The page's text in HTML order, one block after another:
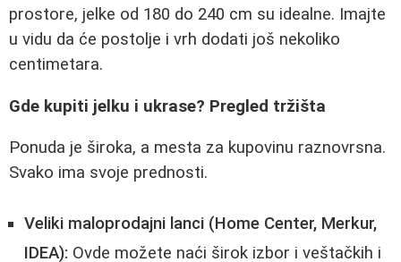
prostore, jelke od 180 do 240 cm su idealne. Imajte
u vidu da će postolje i vrh dodati još nekoliko
centimetara.
Gde kupiti jelku i ukrase? Pregled tržišta
Ponuda je široka, a mesta za kupovinu raznovrsna.
Svako ima svoje prednosti.
Veliki maloprodajni lanci (Home Center, Merkur,
IDEA): Ovde možete naći širok izbor i veštačkih i